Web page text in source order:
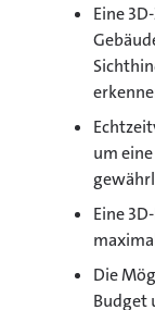
Eine
um
Eine
Die
Budget